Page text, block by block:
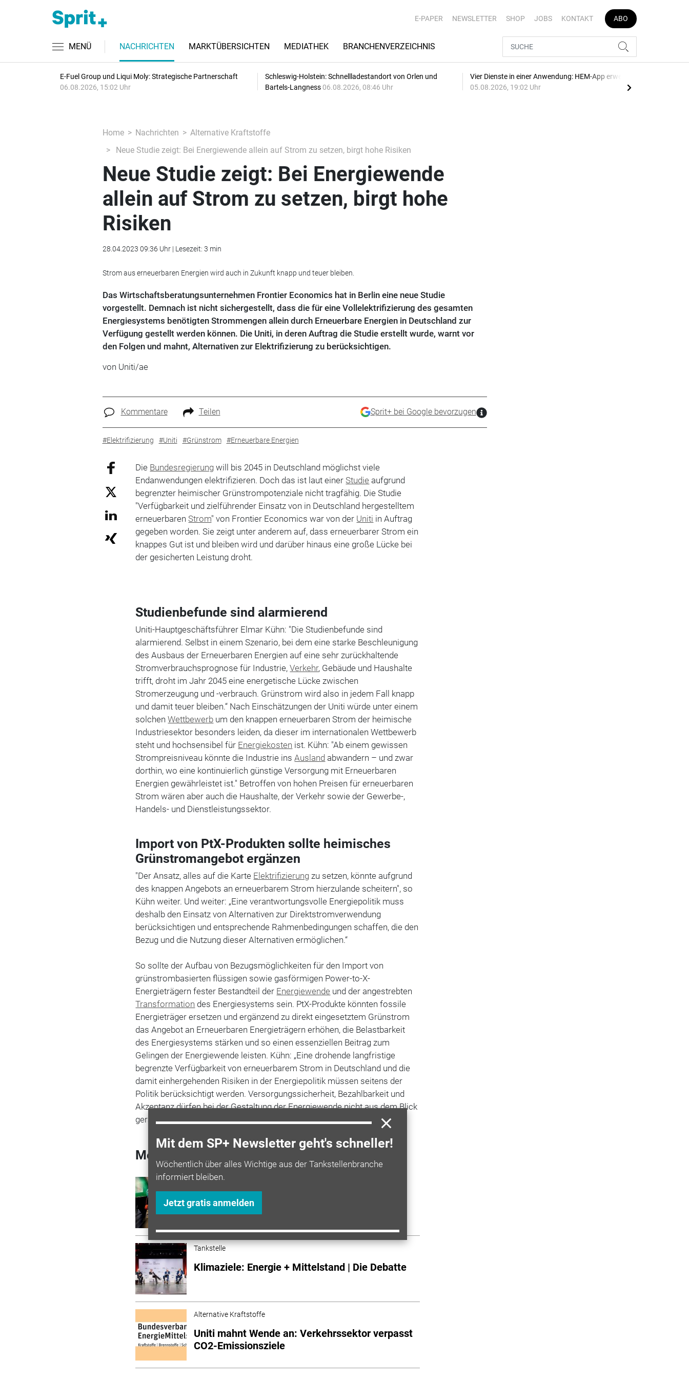
E-PAPER NEWSLETTER SHOP JOBS KONTAKT ABO
MENÜ NACHRICHTEN MARKTÜBERSICHTEN MEDIATHEK BRANCHENVERZEICHNIS
E-Fuel Group und Liqui Moly: Strategische Partnerschaft
06.08.2026, 15:02 Uhr
Schleswig-Holstein: Schnellladestandort von Orlen und
Bartels-Langness 06.08.2026, 08:46 Uhr
Vier Dienste in einer Anwendung: HEM-App erweitert
05.08.2026, 19:02 Uhr
Home Nachrichten
Alternative Kraftstoffe
Neue Studie zeigt: Bei Energiewende allein auf Strom zu setzen, birgt hohe Risiken
Neue Studie zeigt: Bei Energiewende
allein auf Strom zu setzen, birgt hohe
Risiken
28.04.2023 09:36 Uhr | Lesezeit: 3 min
Strom aus erneuerbaren Energien wird auch in Zukunft knapp und teuer bleiben.
Das Wirtschaftsberatungsunternehmen Frontier Economics hat in Berlin eine neue Studie
vorgestellt. Demnach ist nicht sichergestellt, dass die für eine Vollelektrifizierung des gesamten
Energiesystems benötigten Strommengen allein durch Erneuerbare Energien in Deutschland zur
Verfügung gestellt werden können. Die Uniti, in deren Auftrag die Studie erstellt wurde, warnt vor
den Folgen und mahnt, Alternativen zur Elektrifizierung zu berücksichtigen.
von Uniti/ae
Kommentare Teilen Sprit+ bei Google bevorzugen
#Elektrifizierung #Uniti #Grünstrom #Erneuerbare Energien
Mit dem SP+ Newsletter geht's schneller!
Wöchentlich über alles Wichtige aus der Tankstellenbranche
informiert bleiben.
Jetzt gratis anmelden
Die Bundesregierung will bis 2045 in Deutschland möglichst viele
Endanwendungen elektrifizieren. Doch das ist laut einer Studie aufgrund
begrenzter heimischer Grünstrompotenziale nicht tragfähig. Die Studie
"Verfügbarkeit und zielführender Einsatz von in Deutschland hergestelltem
erneuerbaren Strom" von Frontier Economics war von der Uniti in Auftrag
gegeben worden. Sie zeigt unter anderem auf, dass erneuerbarer Strom ein
knappes Gut ist und bleiben wird und darüber hinaus eine große Lücke bei
der gesicherten Leistung droht.
Studienbefunde sind alarmierend
Uniti-Hauptgeschäftsführer Elmar Kühn: "Die Studienbefunde sind
alarmierend. Selbst in einem Szenario, bei dem eine starke Beschleunigung
des Ausbaus der Erneuerbaren Energien auf eine sehr zurückhaltende
Stromverbrauchsprognose für Industrie,Verkehr, Gebäude und Haushalte
trifft, droht im Jahr 2045 eine energetische Lücke zwischen
Stromerzeugung und -verbrauch. Grünstrom wird also in jedem Fall knapp
und damit teuer bleiben.“ Nach Einschätzungen der Uniti würde unter einem
solchenWettbewerb um den knappen erneuerbaren Strom der heimische
Industriesektor besonders leiden, da dieser im internationalen Wettbewerb
steht und hochsensibel für Energiekosten ist. Kühn: "Ab einem gewissen
Strompreisniveau könnte die Industrie insAusland abwandern – und zwar
dorthin, wo eine kontinuierlich günstige Versorgung mit Erneuerbaren
Energien gewährleistet ist." Betroffen von hohen Preisen für erneuerbaren
Strom wären aber auch die Haushalte, der Verkehr sowie der Gewerbe-,
Handels- und Dienstleistungssektor.
Import von PtX-Produkten sollte heimisches
Grünstromangebot ergänzen
"Der Ansatz, alles auf die Karte Elektrifizierung zu setzen, könnte aufgrund
des knappen Angebots an erneuerbarem Strom hierzulande scheitern", so
Kühn weiter. Und weiter: „Eine verantwortungsvolle Energiepolitik muss
deshalb den Einsatz von Alternativen zur Direktstromverwendung
berücksichtigen und entsprechende Rahmenbedingungen schaffen, die den
Bezug und die Nutzung dieser Alternativen ermöglichen.“
So sollte der Aufbau von Bezugsmöglichkeiten für den Import von
grünstrombasierten flüssigen sowie gasförmigen Power-to-X-
Energieträgern fester Bestandteil der Energiewende und der angestrebten
Transformation des Energiesystems sein. PtX-Produkte könnten fossile
Energieträger ersetzen und ergänzend zu direkt eingesetztem Grünstrom
das Angebot an Erneuerbaren Energieträgern erhöhen, die Belastbarkeit
des Energiesystems stärken und so einen essenziellen Beitrag zum
Gelingen der Energiewende leisten. Kühn: „Eine drohende langfristige
begrenzte Verfügbarkeit von erneuerbarem Strom in Deutschland und die
damit einhergehenden Risiken in der Energiepolitik müssen seitens der
Politik berücksichtigt werden. Versorgungssicherheit, Bezahlbarkeit und
Akzeptanz dürfen bei der Gestaltung der Energiewende nicht aus dem Blick
geraten.“
Mehr zum Thema entdecken
Alternative Kraftstoffe
Erhebliche Kostensenkungen: E-Fuels könnten
fossile Kraftstoffe ersetzen
Tankstelle
Klimaziele: Energie + Mittelstand | Die Debatte
Alternative Kraftstoffe
Uniti mahnt Wende an: Verkehrssektor verpasst
CO2-Emissionsziele